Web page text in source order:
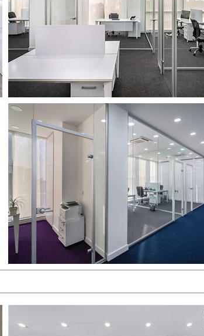
اداری
مشــــــاهده
اداری
مشــــــاهده